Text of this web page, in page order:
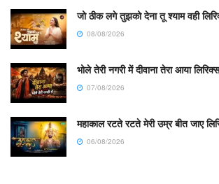
जो ठीक लगे तुझको देना तू श्याम वही
08/08/2026
भोले तेरी नगरी में दीवाना तेरा आया लिरिक्स
07/08/2026
महाकाल रटते रटते मेरी उम्र बीत जाए
06/08/2026